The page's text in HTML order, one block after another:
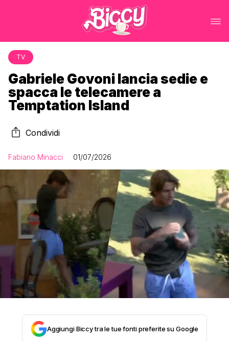
TV
Gabriele Govoni lancia sedie e
spacca le telecamere a
Temptation Island
Condividi
Fabiano Minacci 01/07/2026
Aggiungi Biccy tra le tue fonti preferite su Google